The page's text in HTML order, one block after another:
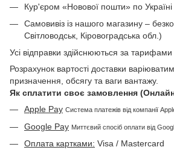
Кур'єром «Новової пошти» по Україні
Самовивіз із нашого магазину –
Світловодськ, Кіровоградська обл.)
Усі відправки здійснюються за тарифами
Розрахунок вартості доставки
призначення, обсягу та ваги вантажу.
Як сплатити своє замовлення
Apple Pay Система платежів від компанії
Google Pay Миттєвий спосіб оплати від
Оплата картками: Visa / Mastercard